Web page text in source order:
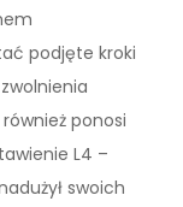
podjęte kroki
ponosi
L4 –
swoich